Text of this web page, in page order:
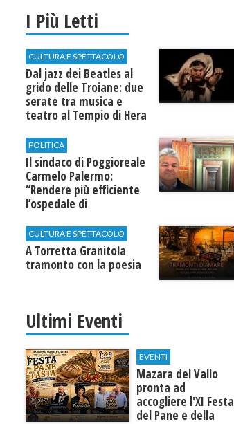
I Più Letti
CULTURA E SPETTACOLO
Dal jazz dei Beatles al
grido delle Troiane: due
serate tra musica e
teatro al Tempio di Hera
POLITICA
Il sindaco di Poggioreale
Carmelo Palermo:
“Rendere più efficiente
l’ospedale di
CULTURA E SPETTACOLO
​A Torretta Granitola
tramonto con la poesia
Ultimi Eventi
EVENTI
Mazara del Vallo
pronta ad
accogliere l'XI Festa
del Pane e della